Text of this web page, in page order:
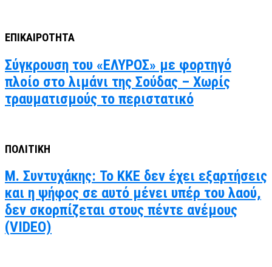
ΕΠΙΚΑΙΡΟΤΗΤΑ
Σύγκρουση του «ΕΛΥΡΟΣ» με φορτηγό
πλοίο στο λιμάνι της Σούδας – Χωρίς
τραυματισμούς το περιστατικό
ΠΟΛΙΤΙΚΗ
Μ. Συντυχάκης: Το ΚΚΕ δεν έχει εξαρτήσεις
και η ψήφος σε αυτό μένει υπέρ του λαού,
δεν σκορπίζεται στους πέντε ανέμους
(VIDEO)